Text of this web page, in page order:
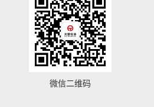
微信二维码